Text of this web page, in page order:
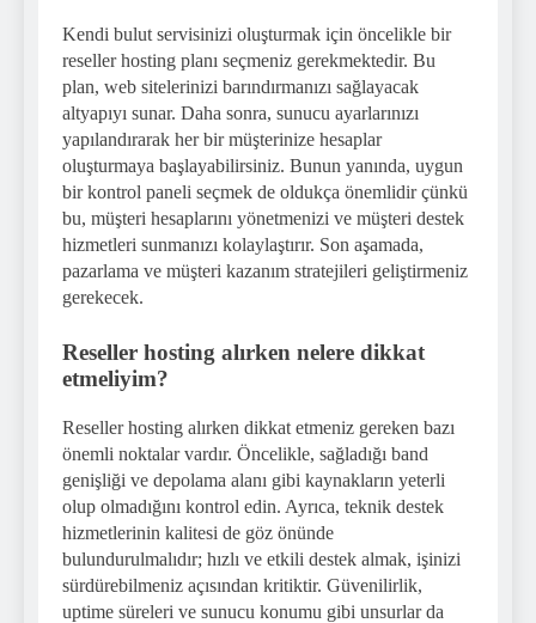
Kendi bulut servisinizi oluşturmak için öncelikle bir
reseller hosting planı seçmeniz gerekmektedir. Bu
plan, web sitelerinizi barındırmanızı sağlayacak
altyapıyı sunar. Daha sonra, sunucu ayarlarınızı
yapılandırarak her bir müşterinize hesaplar
oluşturmaya başlayabilirsiniz. Bunun yanında, uygun
bir kontrol paneli seçmek de oldukça önemlidir çünkü
bu, müşteri hesaplarını yönetmenizi ve müşteri destek
hizmetleri sunmanızı kolaylaştırır. Son aşamada,
pazarlama ve müşteri kazanım stratejileri geliştirmeniz
gerekecek.
Reseller hosting alırken nelere dikkat
etmeliyim?
Reseller hosting alırken dikkat etmeniz gereken bazı
önemli noktalar vardır. Öncelikle, sağladığı band
genişliği ve depolama alanı gibi kaynakların yeterli
olup olmadığını kontrol edin. Ayrıca, teknik destek
hizmetlerinin kalitesi de göz önünde
bulundurulmalıdır; hızlı ve etkili destek almak, işinizi
sürdürebilmeniz açısından kritiktir. Güvenilirlik,
uptime süreleri ve sunucu konumu gibi unsurlar da